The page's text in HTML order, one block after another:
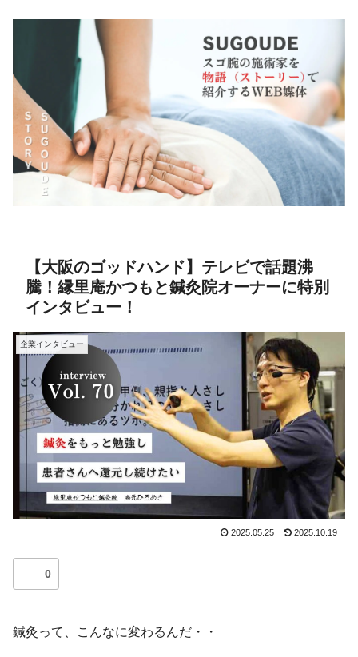
【大阪のゴッドハンド】テレビで話題沸
騰！縁里庵かつもと鍼灸院オーナーに特別
インタビュー！
企業インタビュー
2025.05.25 2025.10.19
0
鍼灸って、こんなに変わるんだ・・